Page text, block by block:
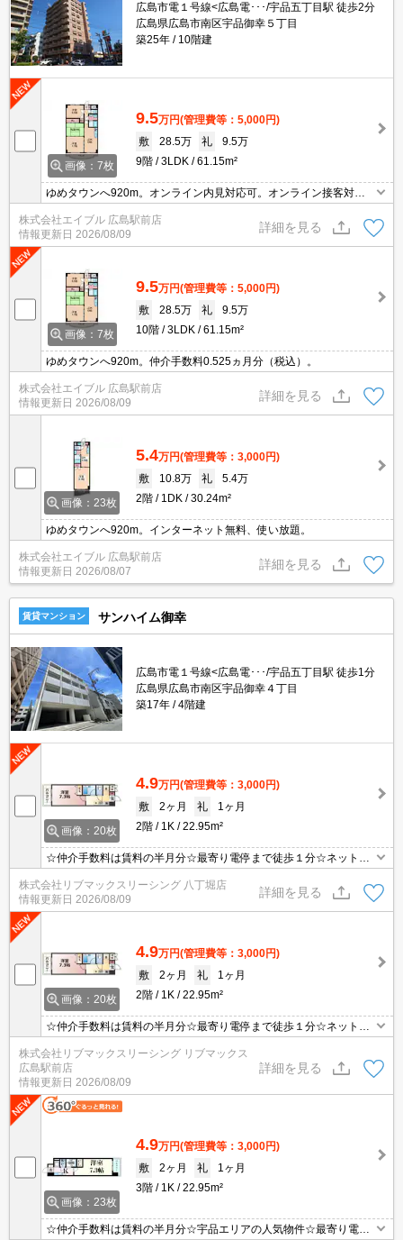
広島市電１号線<広島電･･･/宇品五丁目駅 徒歩2分
広島県広島市南区宇品御幸５丁目
築25年
10階建
画像：7枚
9.5万円(管理費等：5,000円)
敷
28.5万 礼
9.5万
9階
3LDK 61.15m²
ゆめタウンへ920m。オンライン内見対応可。オンライン接客対応
可。
株式会社エイブル 広島駅前店
情報更新日 2026/08/09
詳細を見る
画像：7枚
9.5万円(管理費等：5,000円)
敷
28.5万 礼
9.5万
10階
3LDK 61.15m²
ゆめタウンへ920m。仲介手数料0.525ヵ月分（税込）。
株式会社エイブル 広島駅前店
情報更新日 2026/08/09
詳細を見る
画像：23枚
5.4万円(管理費等：3,000円)
敷
10.8万 礼
5.4万
2階
1DK 30.24m²
ゆめタウンへ920m。インターネット無料、使い放題。
株式会社エイブル 広島駅前店
情報更新日 2026/08/07
詳細を見る
賃貸マンション サンハイム御幸
広島市電１号線<広島電･･･/宇品五丁目駅 徒歩1分
広島県広島市南区宇品御幸４丁目
築17年
4階建
画像：20枚
4.9万円(管理費等：3,000円)
敷
2ヶ月 礼
1ヶ月
2階
1K 22.95m²
☆仲介手数料は賃料の半月分☆最寄り電停まで徒歩１分☆ネット無
料☆都市ガスで光熱費を抑えられます☆モニター付きオートロック
で防犯面も安心です☆近隣にスーパーやコンビニがあり住環境良好
です☆彡
株式会社リブマックスリーシング 八丁堀店
情報更新日 2026/08/09
詳細を見る
画像：20枚
4.9万円(管理費等：3,000円)
敷
2ヶ月 礼
1ヶ月
2階
1K 22.95m²
☆仲介手数料は賃料の半月分☆最寄り電停まで徒歩１分☆ネット無
料☆都市ガスで光熱費を抑えられます☆モニター付きオートロック
で防犯面も安心です☆近隣にスーパーやコンビニがあり住環境良好
です☆彡
株式会社リブマックスリーシング リブマックス
広島駅前店
情報更新日 2026/08/09
詳細を見る
画像：23枚
4.9万円(管理費等：3,000円)
敷
2ヶ月 礼
1ヶ月
3階
1K 22.95m²
☆仲介手数料は賃料の半月分☆宇品エリアの人気物件☆最寄り電停